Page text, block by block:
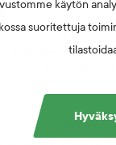
käytön
suoritettuja
asiakirjat. SUEK
tai menetelmää,
ja